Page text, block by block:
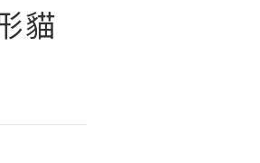
貓